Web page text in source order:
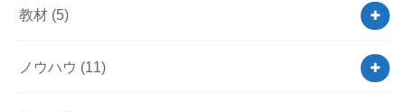
教材 (5)
ノウハウ (11)